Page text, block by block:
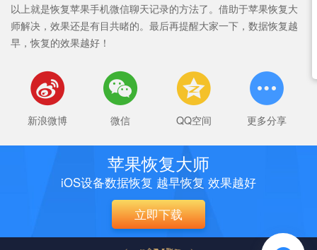
以上就是恢复苹果手机微信聊天记录的方法了。借助于苹果恢复大
师解决，效果还是有目共睹的。最后再提醒大家一下，数据恢复越
早，恢复的效果越好！

新浪微博

微信

QQ空间

更多分享
苹果恢复大师
iOS设备数据恢复 越早恢复 效果越好
立即下载